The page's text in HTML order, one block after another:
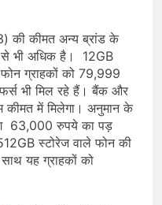
की कीमत अन्य ब्रांड के
से भी अधिक है। 12GB
ग्राहकों को 79,999
भी मिल रहे हैं। बैंक और
में मिलेगा। अनुमान के
63,000 रुपये का पड़
स्टोरेज वाले फोन की
यह ग्राहकों को